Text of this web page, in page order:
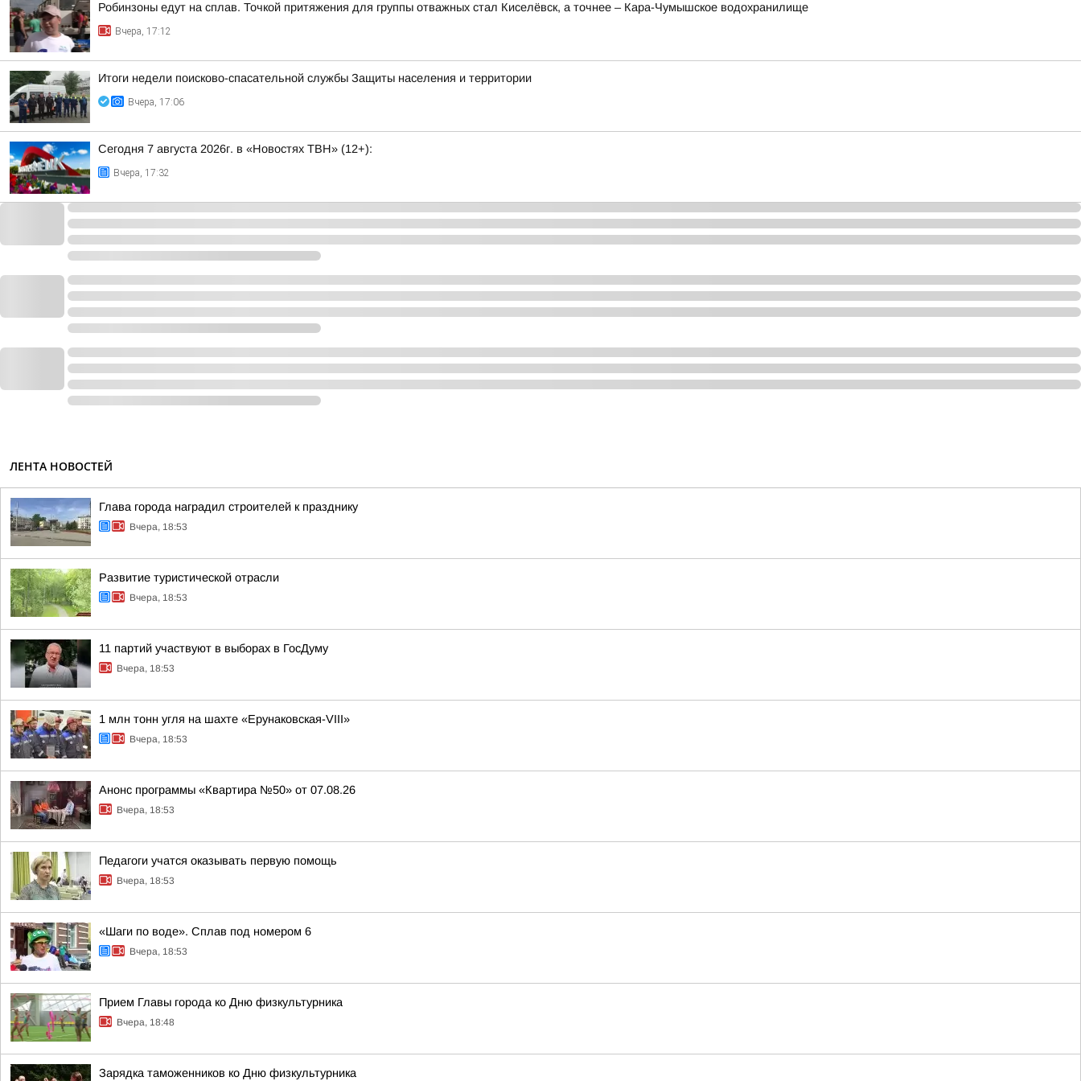
Робинзоны едут на сплав. Точкой притяжения для группы отважных стал Киселёвск, а точнее – Кара-Чумышское водохранилище
Вчера, 17:12
Итоги недели поисково-спасательной службы Защиты населения и территории
Вчера, 17:06
Сегодня 7 августа 2026г. в «Новостях ТВН» (12+):
Вчера, 17:32
ЛЕНТА НОВОСТЕЙ
Глава города наградил строителей к празднику
Вчера, 18:53
Развитие туристической отрасли
Вчера, 18:53
11 партий участвуют в выборах в ГосДуму
Вчера, 18:53
1 млн тонн угля на шахте «Ерунаковская-VIII»
Вчера, 18:53
Анонс программы «Квартира №50» от 07.08.26
Вчера, 18:53
Педагоги учатся оказывать первую помощь
Вчера, 18:53
«Шаги по воде». Сплав под номером 6
Вчера, 18:53
Прием Главы города ко Дню физкультурника
Вчера, 18:48
Зарядка таможенников ко Дню физкультурника